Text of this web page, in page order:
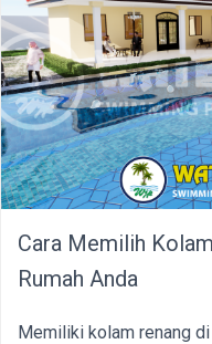
Cara Memilih
Rumah Anda
Memiliki kolam renang